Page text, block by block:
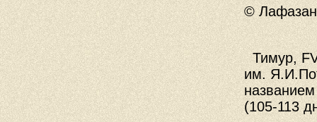
©
Тимур,
им.
(105-113